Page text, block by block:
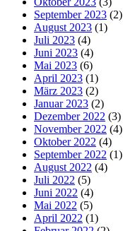
September 2023 (2)
August 2023 (1)
Juli 2023 (4)
Juni 2023 (4)
Mai 2023 (6)
April 2023 (1)
März 2023 (2)
Januar 2023 (2)
Dezember 2022 (3)
November 2022 (4)
Oktober 2022 (4)
September 2022 (1)
August 2022 (4)
Juli 2022 (5)
Juni 2022 (4)
Mai 2022 (5)
April 2022 (1)